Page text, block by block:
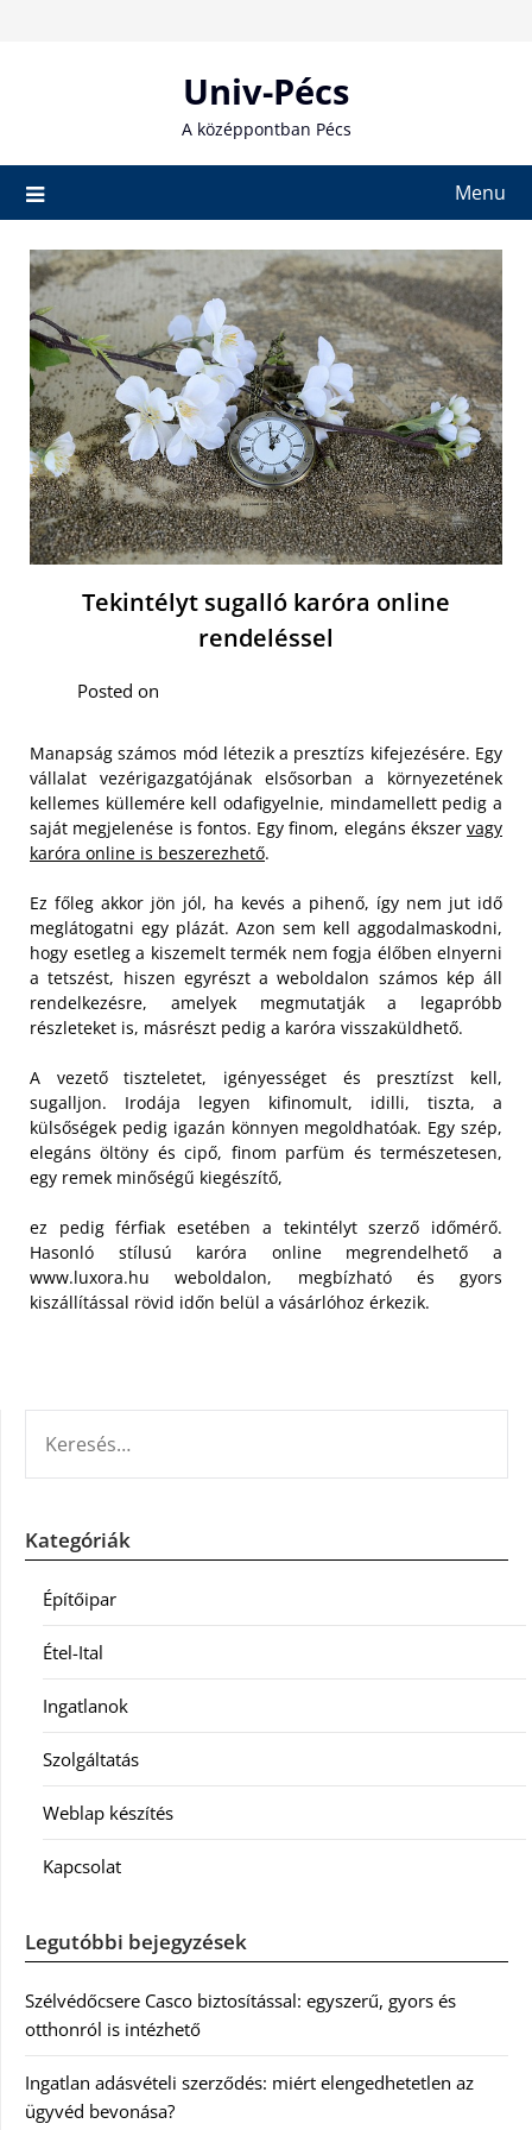
Univ-Pécs
A középpontban Pécs
Menu
Tekintélyt sugalló karóra online
rendeléssel
Posted on
Manapság számos mód létezik a presztízs kifejezésére. Egy
vállalat vezérigazgatójának elsősorban a környezetének
kellemes küllemére kell odafigyelnie, mindamellett pedig a
saját megjelenése is fontos. Egy finom, elegáns ékszer vagy
karóra online is beszerezhető.
Ez főleg akkor jön jól, ha kevés a pihenő, így nem jut idő
meglátogatni egy plázát. Azon sem kell aggodalmaskodni,
hogy esetleg a kiszemelt termék nem fogja élőben elnyerni
a tetszést, hiszen egyrészt a weboldalon számos kép áll
rendelkezésre, amelyek megmutatják a legapróbb
részleteket is, másrészt pedig a karóra visszaküldhető.
A vezető tiszteletet, igényességet és presztízst kell,
sugalljon. Irodája legyen kifinomult, idilli, tiszta, a
külsőségek pedig igazán könnyen megoldhatóak. Egy szép,
elegáns öltöny és cipő, finom parfüm és természetesen,
egy remek minőségű kiegészítő,
ez pedig férfiak esetében a tekintélyt szerző időmérő.
Hasonló stílusú karóra online megrendelhető a
www.luxora.hu weboldalon, megbízható és gyors
kiszállítással rövid időn belül a vásárlóhoz érkezik.
Kategóriák
Építőipar
Étel-Ital
Ingatlanok
Szolgáltatás
Weblap készítés
Kapcsolat
Legutóbbi bejegyzések
Szélvédőcsere Casco biztosítással: egyszerű, gyors és
otthonról is intézhető
Ingatlan adásvételi szerződés: miért elengedhetetlen az
ügyvéd bevonása?